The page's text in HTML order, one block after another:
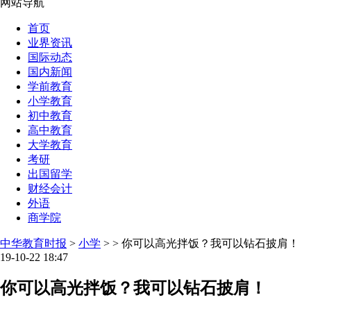
首页
业界资讯
国际动态
国内新闻
学前教育
小学教育
初中教育
高中教育
大学教育
考研
出国留学
财经会计
外语
商学院
中华教育时报 > 小学 > > 你可以高光拌饭？我可以钻石披肩！
19-10-22 18:47
你可以高光拌饭？我可以钻石披肩！